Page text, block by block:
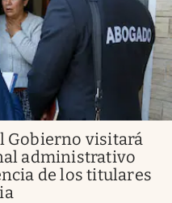
Gobierno visitará
administrativo
de los titulares